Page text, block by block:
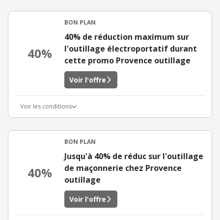
40%
BON PLAN
40% de réduction maximum sur
l'outillage électroportatif durant
cette promo Provence outillage
Voir l'offre
Voir les conditions
40%
BON PLAN
Jusqu'à 40% de réduc sur l'outillage
de maçonnerie chez Provence
outillage
Voir l'offre